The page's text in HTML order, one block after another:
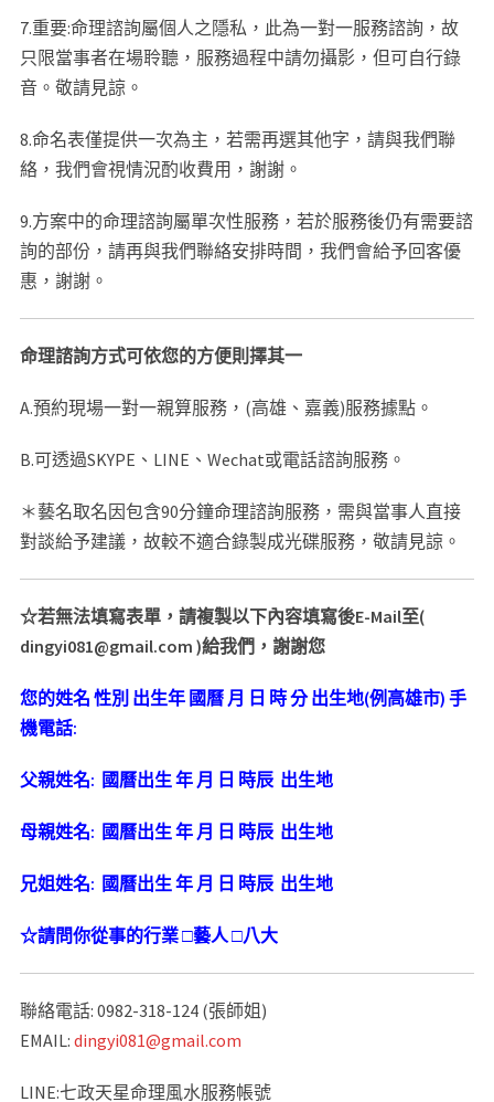
7.重要:命理諮詢屬個人之隱私，此為一對一服務諮詢，故
只限當事者在場聆聽，服務過程中請勿攝影，但可自行錄
音。敬請見諒。
8.命名表僅提供一次為主，若需再選其他字，請與我們聯
絡，我們會視情況酌收費用，謝謝。
9.方案中的命理諮詢屬單次性服務，若於服務後仍有需要諮
詢的部份，請再與我們聯絡安排時間，我們會給予回客優
惠，謝謝。
命理諮詢方式可依您的方便則擇其一
A.預約現場一對一親算服務，(高雄、嘉義)服務據點。
B.可透過SKYPE、LINE、Wechat或電話諮詢服務。
＊藝名取名因包含90分鐘命理諮詢服務，需與當事人直接
對談給予建議，故較不適合錄製成光碟服務，敬請見諒。
☆若無法填寫表單，請複製以下內容填寫後E-Mail至(
dingyi081@gmail.com )給我們，謝謝您
您的姓名 性別 出生年 國曆 月 日 時分 出生地(例高雄市) 手
機電話:
父親姓名: 國曆出生年 月 日 時辰 出生地
母親姓名: 國曆出生年 月 日 時辰 出生地
兄姐姓名: 國曆出生年 月 日 時辰 出生地
☆請問你從事的行業□藝人□八大
聯絡電話: 0982-318-124 (張師姐)
EMAIL: dingyi081@gmail.com
LINE:七政天星命理風水服務帳號